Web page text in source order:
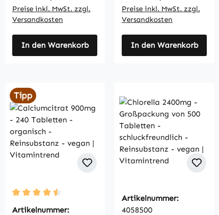
Preise inkl. MwSt. zzgl.
Versandkosten
In den Warenkorb
Preise inkl. MwSt. zzgl.
Versandkosten
In den Warenkorb
Tipp
Durchschnittliche Bewertung von 4.5 von 5 Sternen
Artikelnummer:
Artikelnummer:
4058500